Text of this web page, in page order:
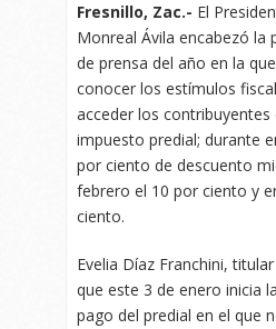
Fresnillo, Zac.- El
Monreal Ávila encabezó la
de prensa del año en la
conocer los estímulos
acceder los contribuyentes
impuesto predial; durante
por ciento de descuento
febrero el 10 por ciento y
ciento.
Evelia Díaz Franchini,
que este 3 de enero inicia
pago del predial en el que